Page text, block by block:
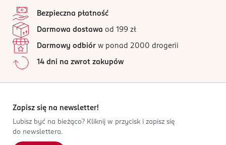
Bezpieczna płatność
Darmowa dostawa od 199 zł
Darmowy odbiór w ponad 2000 drogerii
14 dni na zwrot zakupów
Zapisz się na newsletter!
Lubisz być na bieżąco? Kliknij w przycisk i zapisz się
do newslettera.